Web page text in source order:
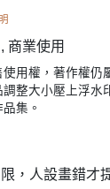
商業使用
使用權，著作權仍
整大小壓上浮水
集。
，人設畫錯才